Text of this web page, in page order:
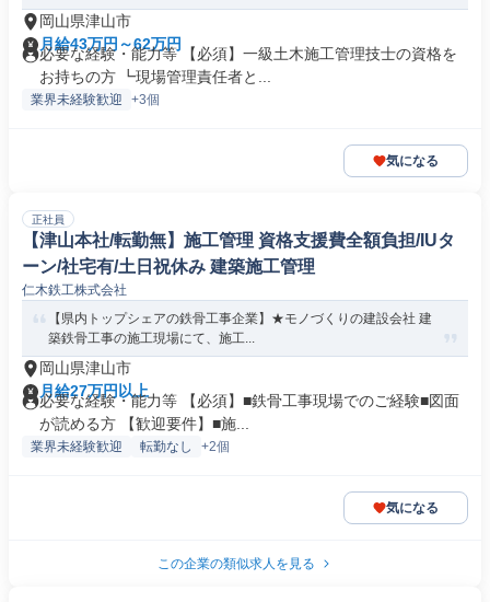
岡山県津山市
月給43万円～62万円
必要な経験・能力等 【必須】一級土木施工管理技士の資格を
お持ちの方 ┗現場管理責任者と...
業界未経験歓迎 +3個
気になる
正社員
【津山本社/転勤無】施工管理 資格支援費全額負担/IUタ
ーン/社宅有/土日祝休み 建築施工管理
仁木鉄工株式会社
【県内トップシェアの鉄骨工事企業】★モノづくりの建設会社 建
築鉄骨工事の施工現場にて、施工...
岡山県津山市
月給27万円以上
必要な経験・能力等 【必須】■鉄骨工事現場でのご経験■図面
が読める方 【歓迎要件】■施...
業界未経験歓迎 転勤なし +2個
気になる
この企業の類似求人を見る